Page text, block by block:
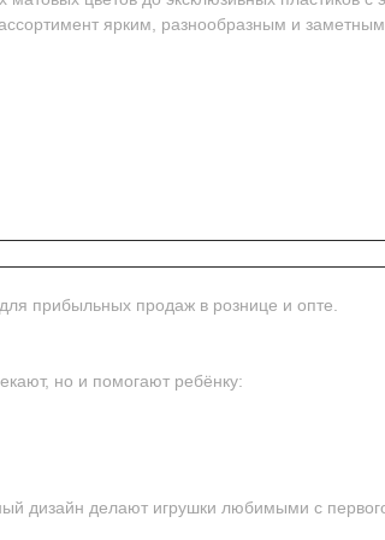
ярким, разнообразным и заметным
прибыльных продаж в рознице и опте.
но и помогают ребёнку:
дизайн делают игрушки любимыми с первого